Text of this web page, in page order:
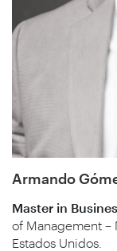
Armando
Master in
of Management –
Estados Unidos.